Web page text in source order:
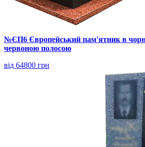
№ЄП6 Європейський пам'ятник в
червоною полосою
від 64800 грн